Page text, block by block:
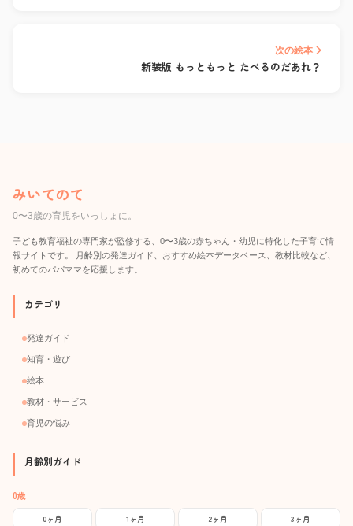
次の絵本
新装版 もっともっと たべるのだあれ？
みいてのて
0〜3歳の育児をいっしょに。
子ども教育福祉の専門家が監修する、0〜3歳の赤ちゃん・幼児に特化した子育て情
報サイトです。 月齢別の発達ガイド、おすすめ絵本データベース、教材比較など、
初めてのパパママを応援します。
カテゴリ
発達ガイド
知育・遊び
絵本
教材・サービス
育児の悩み
月齢別ガイド
0歳
0ヶ月 1ヶ月 2ヶ月 3ヶ月